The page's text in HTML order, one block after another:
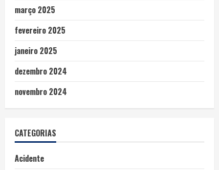
março 2025
fevereiro 2025
janeiro 2025
dezembro 2024
novembro 2024
CATEGORIAS
Acidente